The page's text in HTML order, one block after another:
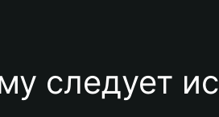
следует